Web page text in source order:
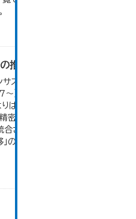
推移
サス。各年12月31日現在
）・平成23年のみ平成24
ん用機械、生産用機械、
密機械、一般用機械の分類
された。 大仙市の統計「産
のデータを参照していま